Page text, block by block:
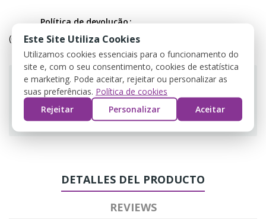
Política de devolução
(editar com o módulo Customer Reassurance)
Guarantee safe & secure checkout
DETALLES DEL PRODUCTO
REVIEWS
Este Site Utiliza Cookies
Utilizamos cookies essenciais para o funcionamento do
site e, com o seu consentimento, cookies de estatística
e marketing. Pode aceitar, rejeitar ou personalizar as
suas preferências. Política de cookies
Rejeitar
Personalizar Aceitar